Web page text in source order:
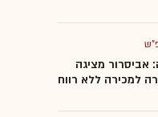
אביסרור מציגה
למכירה ללא רווח